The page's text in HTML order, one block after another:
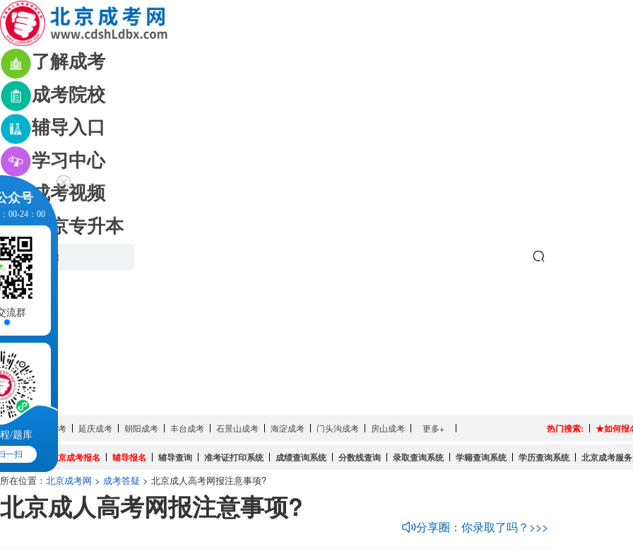
了解成考
成考院校
辅导入口
学习中心
成考视频
北京专升本
网站首页
成考资讯
成考政策
成考简章
成考培训
成考院校
成考专业
试题真题
网上报名
服务大厅
城市: 密云成考 延庆成考 朝阳成考 丰台成考 石景山成考 海淀成考 门头沟成考 房山成考 更多+ 热门搜索: ★如何
成考系统: 北京成考报名 辅导报名 辅导查询 准考证打印系统 成绩查询系统 分数线查询 录取查询系统 学籍查询系统 学历查询系统 北京成考服
众号
00-24：00
众号
/题库
一扫
所在位置： 北京成考网 > 成考答疑 > 北京成人高考网报注意事项?
北京成人高考网报注意事项?
分享圈：你录取了吗？>>>